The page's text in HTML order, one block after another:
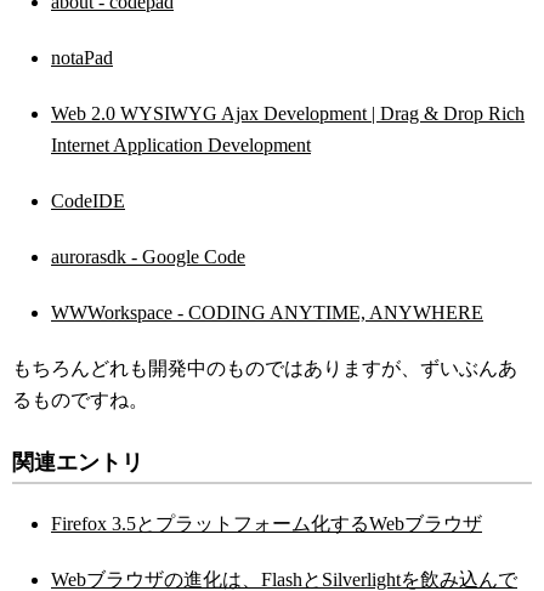
notaPad
Web 2.0 WYSIWYG Ajax Development | Drag & Drop Rich
Internet Application Development
CodeIDE
aurorasdk - Google Code
WWWorkspace - CODING ANYTIME, ANYWHERE
もちろんどれも開発中のものではありますが、ずいぶんあ
るものですね。
関連エントリ
Firefox 3.5とプラットフォーム化するWebブラウザ
Webブラウザの進化は、FlashとSilverlightを飲み込んで